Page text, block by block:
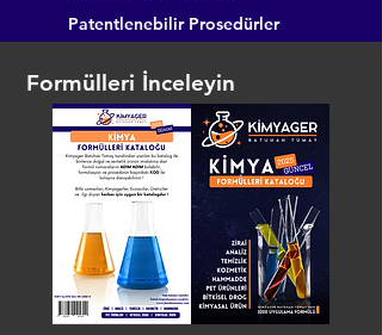
Patentlenebilir Prosedürler
Formülleri İnceleyin